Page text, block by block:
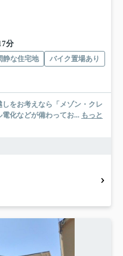
分
静な住宅地
バイク置場あり
をお考えなら「メゾン・クレ
化などが備わってお... もっと